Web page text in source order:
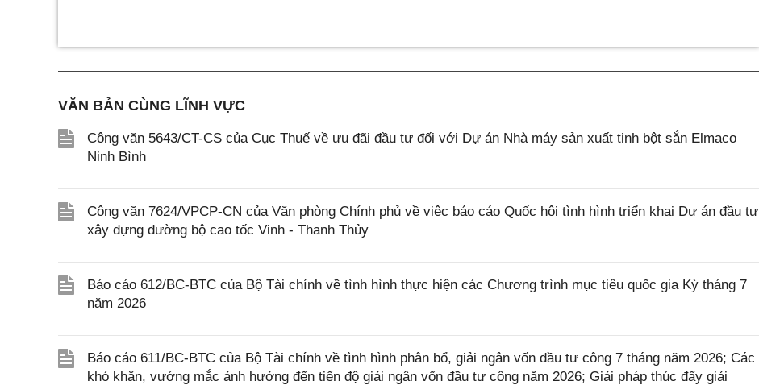
VĂN BẢN CÙNG LĨNH VỰC
Công văn 5643/CT-CS của Cục Thuế về ưu đãi đầu tư đối với Dự án Nhà máy sản xuất tinh bột sắn Elmaco
Ninh Bình
Công văn 7624/VPCP-CN của Văn phòng Chính phủ về việc báo cáo Quốc hội tình hình triển khai Dự án đầu tư
xây dựng đường bộ cao tốc Vinh - Thanh Thủy
Báo cáo 612/BC-BTC của Bộ Tài chính về tình hình thực hiện các Chương trình mục tiêu quốc gia Kỳ tháng 7
năm 2026
Báo cáo 611/BC-BTC của Bộ Tài chính về tình hình phân bổ, giải ngân vốn đầu tư công 7 tháng năm 2026; Các
khó khăn, vướng mắc ảnh hưởng đến tiến độ giải ngân vốn đầu tư công năm 2026; Giải pháp thúc đẩy giải